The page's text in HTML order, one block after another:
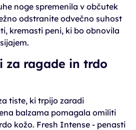
noge spremenila v občutek
odstranite odvečno suhost
kremasti peni, ki bo obnovila
za ragade in trdo
tiste, ki trpijo zaradi
balzama pomagala omiliti
kožo. Fresh Intense - penasti